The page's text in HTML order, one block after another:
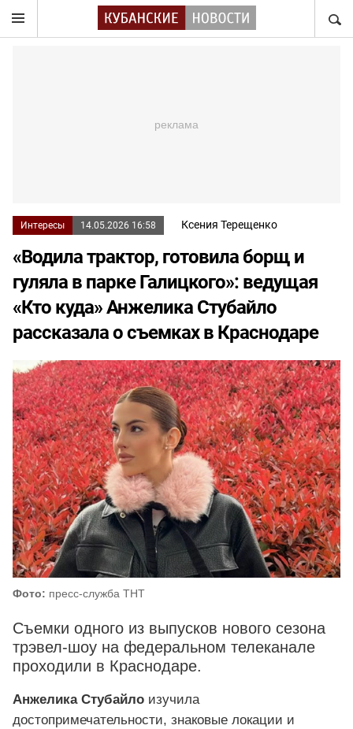
Интересы 14.05.2026 16:58 Ксения Терещенко
«Водила трактор, готовила борщ и
гуляла в парке Галицкого»: ведущая
«Кто куда» Анжелика Стубайло
рассказала о съемках в Краснодаре
Фото: пресс-служба ТНТ
Съемки одного из выпусков нового сезона
трэвел-шоу на федеральном телеканале
проходили в Краснодаре.
Анжелика Стубайло изучила
достопримечательности, знаковые локации и